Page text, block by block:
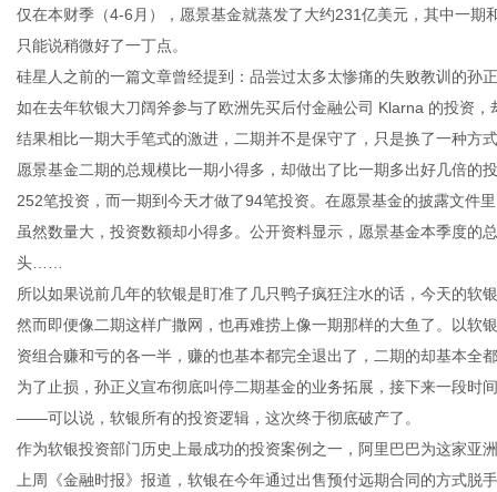
仅在本财季（4-6月），愿景基金就蒸发了大约231亿美元，其中一
只能说稍微好了一丁点。
硅星人之前的一篇文章曾经提到：品尝过太多太惨痛的失败教训的孙
如在去年软银大刀阔斧参与了欧洲先买后付金融公司 Klarna 的投资
结果相比一期大手笔式的激进，二期并不是保守了，只是换了一种方
愿景基金二期的总规模比一期小得多，却做出了比一期多出好几倍的
252笔投资，而一期到今天才做了94笔投资。在愿景基金的披露文
虽然数量大，投资数额却小得多。公开资料显示，愿景基金本季度的
头……
所以如果说前几年的软银是盯准了几只鸭子疯狂注水的话，今天的软
然而即便像二期这样广撒网，也再难捞上像一期那样的大鱼了。以软
资组合赚和亏的各一半，赚的也基本都完全退出了，二期的却基本全
为了止损，孙正义宣布彻底叫停二期基金的业务拓展，接下来一段时
——可以说，软银所有的投资逻辑，这次终于彻底破产了。
作为软银投资部门历史上最成功的投资案例之一，阿里巴巴为这家亚
上周《金融时报》报道，软银在今年通过出售预付远期合同的方式